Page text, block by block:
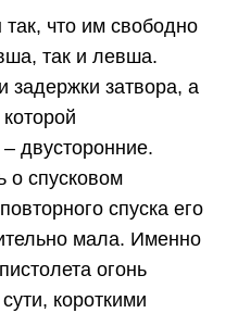
так, что им свободно
так и левша.
задержки затвора, а
двусторонние.
о спусковом
спуска его
мала. Именно
огонь
короткими